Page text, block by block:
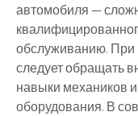
автомобиля —
обслуживанию. При
следует обращать
навыки механиков
оборудования. В